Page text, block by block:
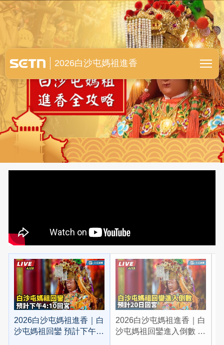
白沙屯媽祖進香全紀錄
2026白沙屯媽祖進香
2026白沙屯媽祖進香｜白
沙屯媽祖回鑾 預計下午
2026白沙屯媽祖進香｜白
沙屯媽祖回鑾進入倒數 預